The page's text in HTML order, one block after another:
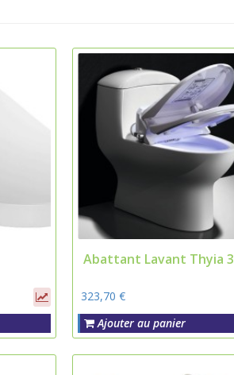
Abattant Lavant Thyia 3
323,70 €
Ajouter au panier